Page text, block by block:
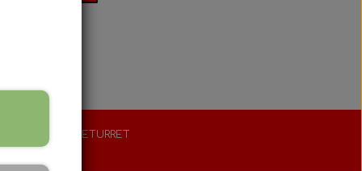
FORLÆNGET RETURRET
30 dage